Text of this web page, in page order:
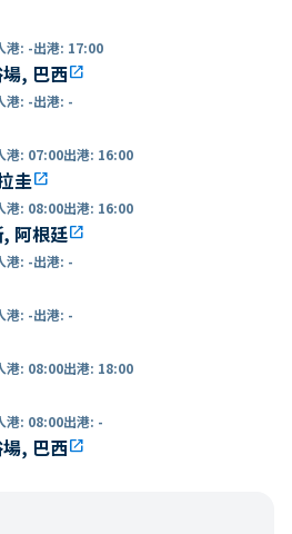
港: -出港: 17:00
, 巴西open_in_new
港: -出港: -
港: 07:00出港: 16:00
圭open_in_new
港: 08:00出港: 16:00
阿根廷open_in_new
港: -出港: -
港: -出港: -
港: 08:00出港: 18:00
港: 08:00出港: -
, 巴西open_in_new